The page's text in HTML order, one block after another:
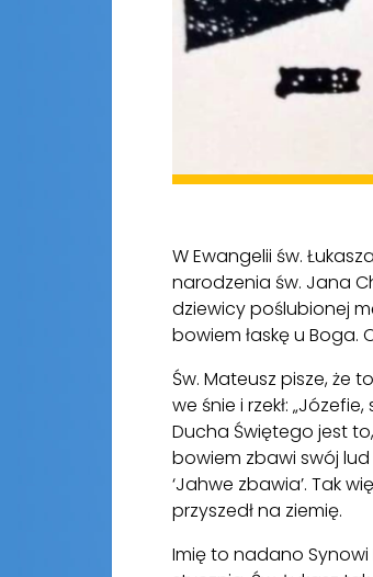
W Ewangelii św.
narodzenia św. Jana
dziewicy poślubionej
bowiem łaskę u Boga.
Św. Mateusz pisze, że
we śnie i rzekł:
Ducha Świętego jest
bowiem zbawi swój lud
‘Jahwe zbawia’. Tak
przyszedł na ziemię.
Imię to nadano